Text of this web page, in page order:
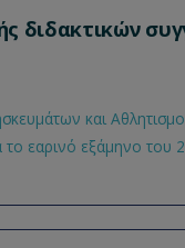
διδακτικών
και
εαρινό εξάμηνο του